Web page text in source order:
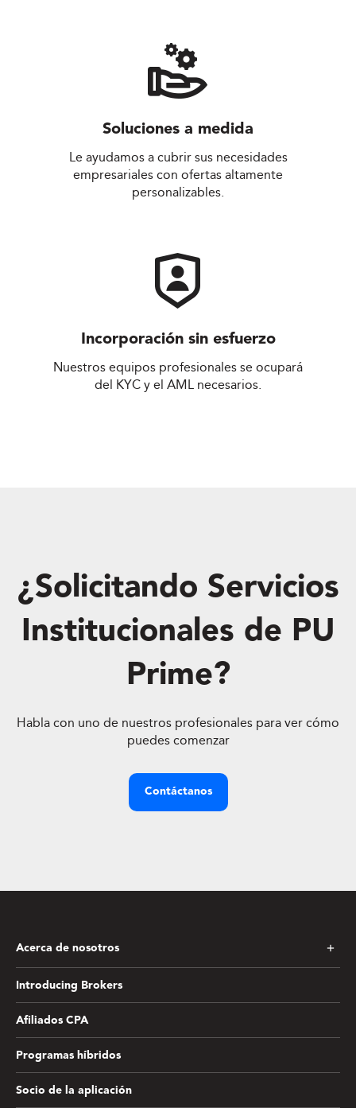
Soluciones a medida
Le ayudamos a cubrir sus necesidades
empresariales con ofertas altamente
personalizables.
Incorporación sin esfuerzo
Nuestros equipos profesionales se ocupará
del KYC y el AML necesarios.
¿Solicitando Servicios
Institucionales de PU
Prime?
Habla con uno de nuestros profesionales para ver cómo
puedes comenzar
Contáctanos
Acerca de nosotros
Introducing Brokers
Afiliados CPA
Programas híbridos
Socio de la aplicación